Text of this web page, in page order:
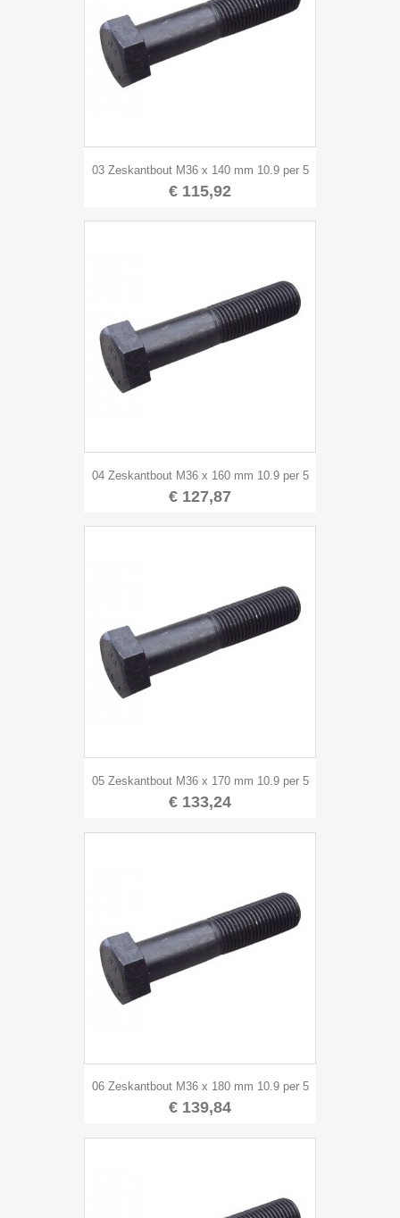
03 Zeskantbout M36 x 140 mm 10.9 per 5
€ 115,92
04 Zeskantbout M36 x 160 mm 10.9 per 5
€ 127,87
05 Zeskantbout M36 x 170 mm 10.9 per 5
€ 133,24
06 Zeskantbout M36 x 180 mm 10.9 per 5
€ 139,84